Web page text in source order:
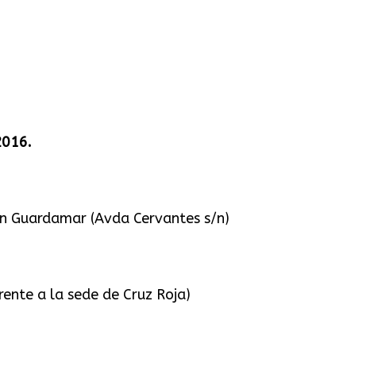
(Avda Cervantes s/n)
a la sede de Cruz Roja)